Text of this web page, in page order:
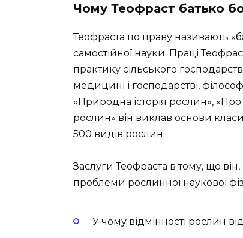
Чому Теофраст батько
Теофраста по праву називають
самостійної науки. Праці
практику сільського
медицині і господарстві,
«Природна історія рослин»,
рослин» він виклав основи
500 видів рослин.
Заслуги Теофраста в тому, що
проблеми рослинної наукової
У чому відмінності рослин